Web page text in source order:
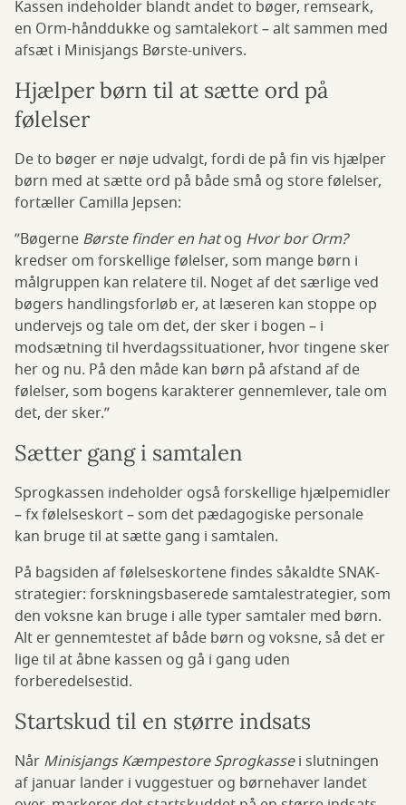
Kassen indeholder blandt andet to bøger, remseark,
en Orm-hånddukke og samtalekort – alt sammen med
afsæt i Minisjangs Børste-univers.
Hjælper børn til at sætte ord på
følelser
De to bøger er nøje udvalgt, fordi de på fin vis hjælper
børn med at sætte ord på både små og store følelser,
fortæller Camilla Jepsen:
”Bøgerne Børste finder en hatog Hvor bor Orm?
kredser om forskellige følelser, som mange børn i
målgruppen kan relatere til. Noget af det særlige ved
bøgers handlingsforløb er, at læseren kan stoppe op
undervejs og tale om det, der sker i bogen – i
modsætning til hverdagssituationer, hvor tingene sker
her og nu. På den måde kan børn på afstand af de
følelser, som bogens karakterer gennemlever, tale om
det, der sker.”
Sætter gang i samtalen
Sprogkassen indeholder også forskellige hjælpemidler
– fx følelseskort – som det pædagogiske personale
kan bruge til at sætte gang i samtalen.
På bagsiden af følelseskortene findes såkaldte SNAK-
strategier: forskningsbaserede samtalestrategier, som
den voksne kan bruge i alle typer samtaler med børn.
Alt er gennemtestet af både børn og voksne, så det er
lige til at åbne kassen og gå i gang uden
forberedelsestid.
Startskud til en større indsats
Når Minisjangs Kæmpestore Sprogkassei slutningen
af januar lander i vuggestuer og børnehaver landet